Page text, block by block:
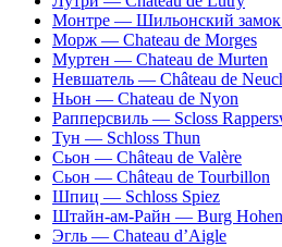
Монтре — Шильонский замок
Морж — Chateau de Morges
Муртен — Chateau de Murten
Невшатель — Château de
Ньон — Chateau de Nyon
Рапперсвиль — Scloss
Тун — Schloss Thun
Сьон — Château de Valère
Сьон — Château de Tourbillon
Шпиц — Schloss Spiez
Штайн-ам-Райн — Burg
Эгль — Chateau d’Aigle